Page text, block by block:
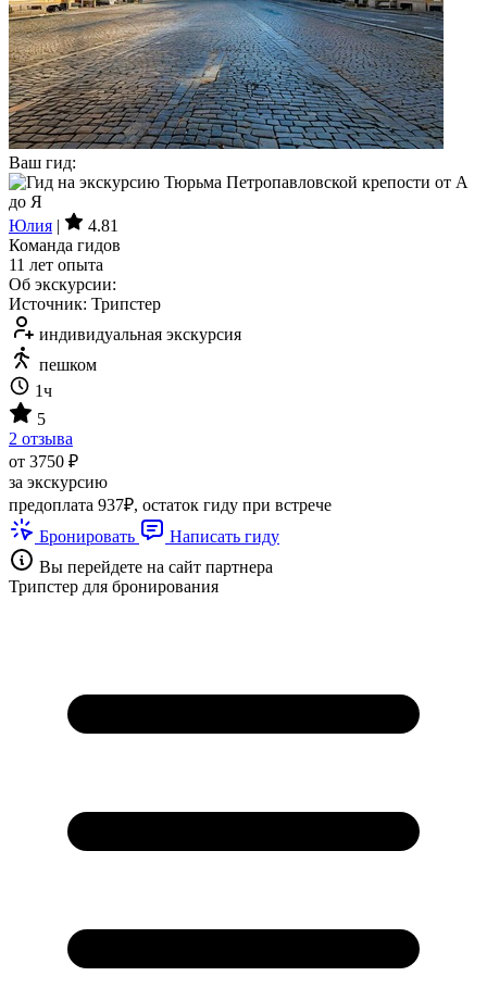
Ваш гид:
Юлия |
4.81
Команда гидов
11 лет опыта
Об экскурсии:
Источник: Трипстер
индивидуальная экскурсия
пешком
1ч
5
2 отзыва
от 3750 ₽
за экскурсию
предоплата 937₽, остаток гиду при встрече
Бронировать
Написать гиду
Вы перейдете на сайт партнера
Трипстер для бронирования